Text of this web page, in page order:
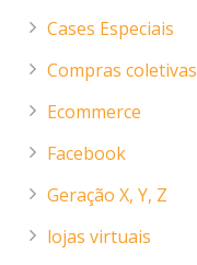
Cases Especiais
Compras coletivas
Ecommerce
Facebook
Geração X, Y, Z
lojas virtuais